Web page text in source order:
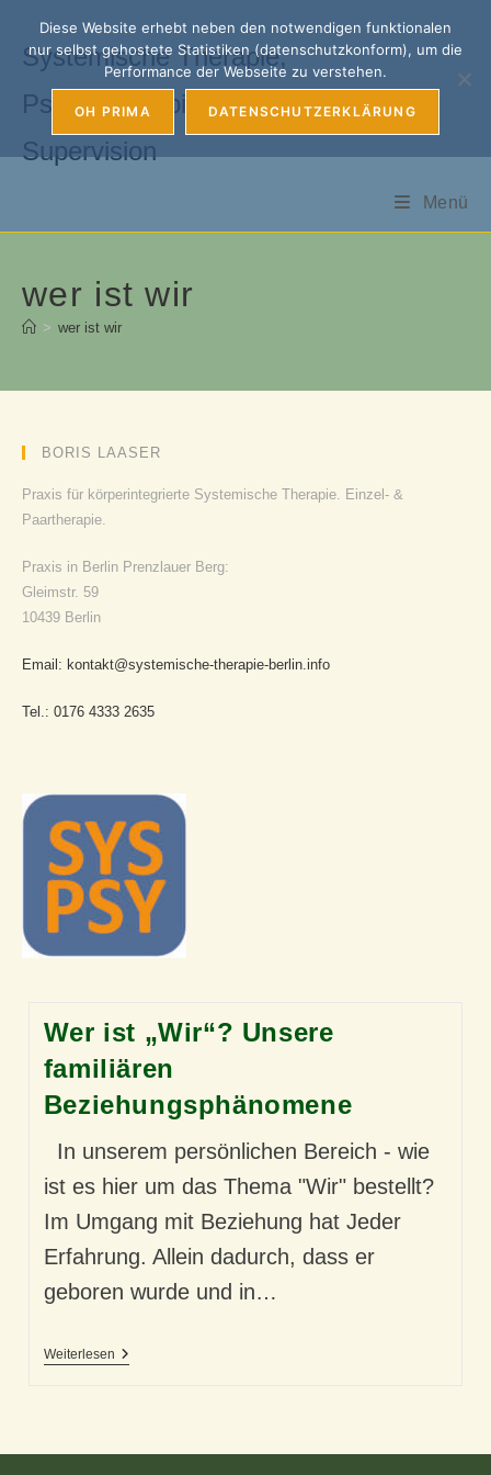
springen
Systemische Therapie,
Psychotherapie, Coaching &
Supervision
Menü
wer ist wir
> wer ist wir
BORIS LAASER
Praxis für körperintegrierte Systemische Therapie. Einzel- &
Paartherapie.
Praxis in Berlin Prenzlauer Berg:
Gleimstr. 59
10439 Berlin
Email: kontakt@systemische-therapie-berlin.info
Tel.: 0176 4333 2635
Wer ist „Wir“? Unsere
familiären
Beziehungsphänomene
In unserem persönlichen Bereich - wie
ist es hier um das Thema "Wir" bestellt?
Im Umgang mit Beziehung hat Jeder
Erfahrung. Allein dadurch, dass er
geboren wurde und in…
WeiterlesenWer
Diese Website erhebt neben den notwendigen funktionalen
nur selbst gehostete Statistiken (datenschutzkonform), um die
Performance der Webseite zu verstehen.
OH PRIMA DATENSCHUTZERKLÄRUNG